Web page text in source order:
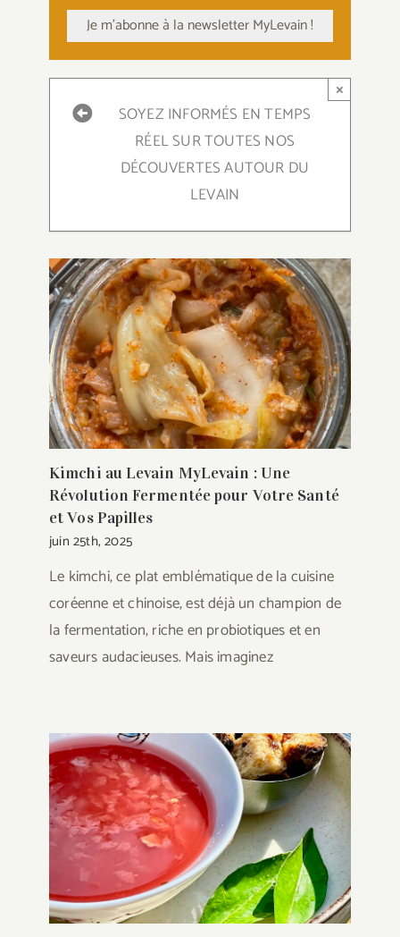
SOYEZ INFORMÉS EN TEMPS
RÉEL SUR TOUTES NOS
DÉCOUVERTES AUTOUR DU
LEVAIN
×
Kimchi au Levain MyLevain : Une
Révolution Fermentée pour Votre Santé
et Vos Papilles
juin 25th, 2025
Le kimchi, ce plat emblématique de la cuisine
coréenne et chinoise, est déjà un champion de
la fermentation, riche en probiotiques et en
saveurs audacieuses. Mais imaginez